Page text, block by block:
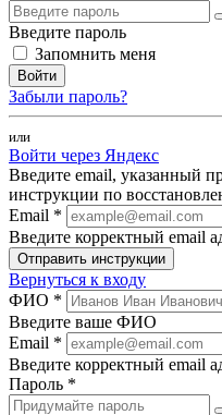
Введите пароль
Запомнить меня
Войти
Забыли пароль?
или
Войти через Яндекс
Введите email, указанный
инструкции по
Email *
Введите корректный email
Отправить инструкции
Вернуться к входу
ФИО *
Введите ваше ФИО
Email *
Введите корректный email
Пароль *